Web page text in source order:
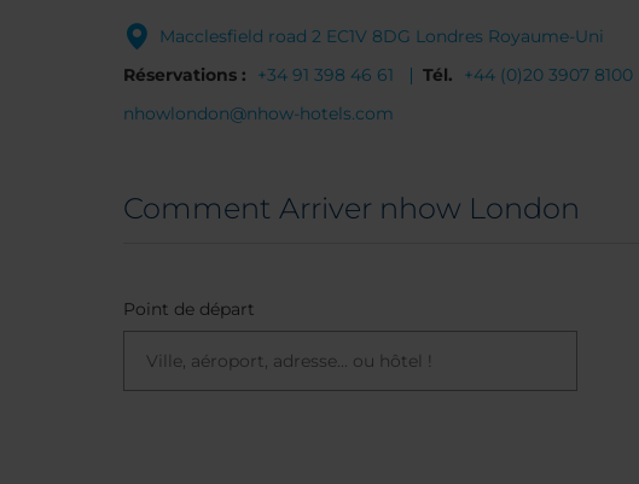
Macclesfield road 2 EC1V 8DG Londres Royaume-Uni
Réservations :
+34 91 398 46 61 Tél.
+44 (0)20 3907 8100
nhowlondon@nhow-hotels.com
Comment Arriver nhow London
Point de départ